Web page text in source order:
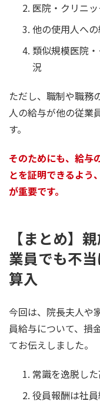
医院・クリニ
他の使用人へ
類似規模医院
況
ただし、職制や職務
人の給与が他の従業
す。
そのためにも、給与
とを証明できるよう
が重要です。
【まとめ】
業員でも不
算入
今回は、院長夫人や
員給与について、損
てお伝えしました。
常識を逸脱し
役員報酬は社